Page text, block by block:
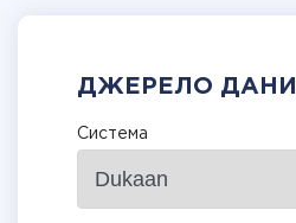
ДЖЕРЕЛО
Система